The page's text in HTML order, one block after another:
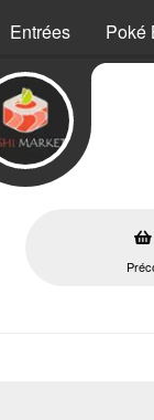
Entrées Poké